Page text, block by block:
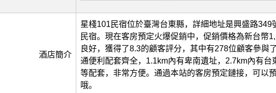
酒店簡介
星棧101民宿位於臺灣台東縣，詳細地址是興盛路349
民宿。現在客房預定火爆促銷中，促銷價格為新台幣
良好，獲得了8.3的顧客評分，其中有278位顧客參與
通便利配套齊全，1.1km內有卑南遺址，2.7km內有台
等配套，非常方便。通過本站的客房預定鏈接，可以
哦。